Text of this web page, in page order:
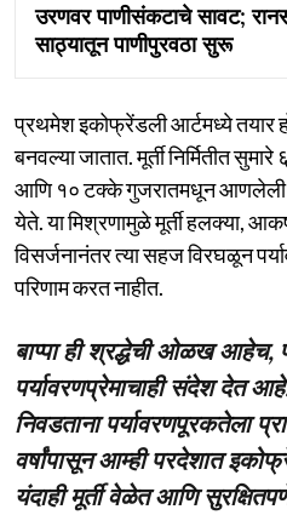
उरणवर पाणीसंकटाचे सावट;
साठ्यातून पाणीपुरवठा सुरू
प्रथमेश इकोफ्रेंडली आर्टमध्ये तयार
बनवल्या जातात. मूर्ती निर्मितीत
आणि १० टक्के गुजरातमधून आणलेली
येते. या मिश्रणामुळे मूर्ती हलक्या,
विसर्जनानंतर त्या सहज विरघळून
परिणाम करत नाहीत.
बाप्पा ही श्रद्धेची ओळख आहेच,
पर्यावरणप्रेमाचाही संदेश देत
निवडताना पर्यावरणपूरकतेला
वर्षांपासून आम्ही परदेशात
यंदाही मूर्ती वेळेत आणि